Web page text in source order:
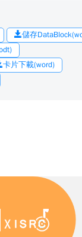
儲存
卡片下載(word)